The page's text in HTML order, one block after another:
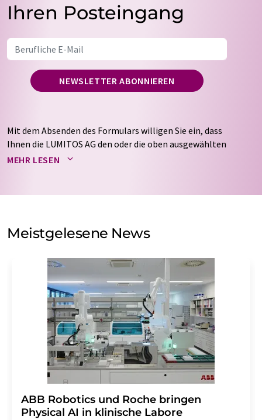
Ihren Posteingang
NEWSLETTER ABONNIEREN
Mit dem Absenden des Formulars willigen Sie ein, dass
Ihnen die LUMITOS AG den oder die oben ausgewählten
Newsletter per E-Mail zusendet. Ihre Daten werden
auf Basis unsererDatenschutzerklärung. LUMITOS darf
Meinungsforschung per E-Mail kontaktieren. Ihre
Einwilligung können Sie jederzeit ohne Angabe von
Str. 2, 12489 Berlin oder per E-Mail unter
widerruf@lumitos.commit Wirkung für die Zukunft
widerrufen. Zudem ist in jeder E-Mail ein Link zur
Abbestellung des entsprechenden Newsletters
enthalten.
MEHR LESEN
Meistgelesene News
​​​​​​​ABB Robotics und Roche bringen
Physical AI in klinische Labore